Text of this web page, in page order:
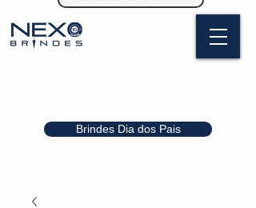
Brindes Dia dos Pais